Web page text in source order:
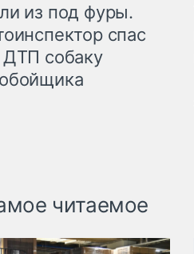
из под фуры.
спас
ДТП собаку
читаемое